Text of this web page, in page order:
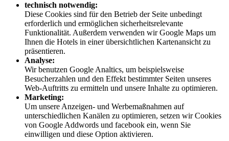
technisch notwendig:
Diese Cookies sind für den Betrieb der Seite unbedingt
erforderlich und ermöglichen sicherheitsrelevante
Funktionalität. Außerdem verwenden wir Google Maps um
Ihnen die Hotels in einer übersichtlichen Kartenansicht zu
präsentieren.
Analyse:
Wir benutzen Google Analtics, um beispielsweise
Besucherzahlen und den Effekt bestimmter Seiten unseres
Web-Auftritts zu ermitteln und unsere Inhalte zu optimieren.
Marketing:
Um unsere Anzeigen- und Werbemaßnahmen auf
unterschiedlichen Kanälen zu optimieren, setzen wir Cookies
von Google Addwords und facebook ein, wenn Sie
einwilligen und diese Option aktivieren.